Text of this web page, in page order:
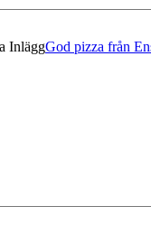
InläggGod pizza från